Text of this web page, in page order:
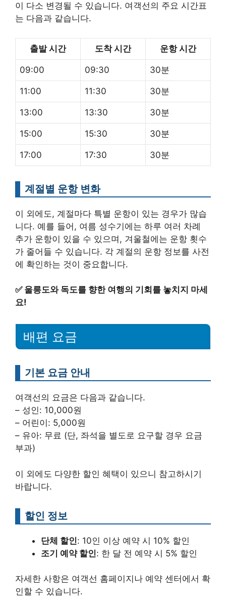
이 다소 변경될 수 있습니다. 여객선의 주요 시간표
는 다음과 같습니다.
출발 시간 도착 시간 운항 시간
09:00 09:30 30분
11:00 11:30 30분
13:00 13:30 30분
15:00 15:30 30분
17:00 17:30 30분
계절별 운항 변화
이 외에도, 계절마다 특별 운항이 있는 경우가 많습
니다. 예를 들어, 여름 성수기에는 하루 여러 차례
추가 운항이 있을 수 있으며, 겨울철에는 운항 횟수
가 줄어들 수 있습니다. 각 계절의 운항 정보를 사전
에 확인하는 것이 중요합니다.
✅ 울릉도와 독도를 향한 여행의 기회를 놓치지 마세
요!
배편 요금
기본 요금 안내
여객선의 요금은 다음과 같습니다.
– 성인: 10,000원
– 어린이: 5,000원
– 유아: 무료 (단, 좌석을 별도로 요구할 경우 요금
부과)
이 외에도 다양한 할인 혜택이 있으니 참고하시기
바랍니다.
할인 정보
단체 할인: 10인 이상 예약 시 10% 할인
조기 예약 할인: 한 달 전 예약 시 5% 할인
자세한 사항은 여객선 홈페이지나 예약 센터에서 확
인할 수 있습니다.